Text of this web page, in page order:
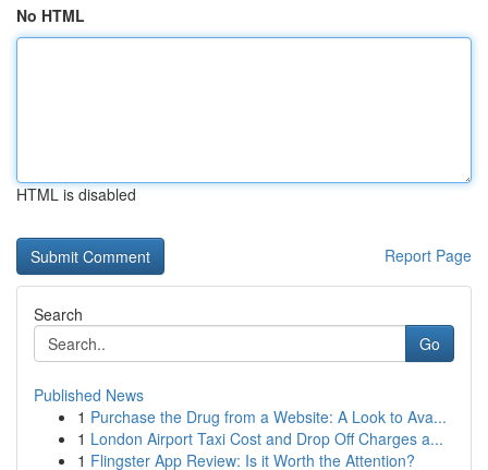
No HTML
HTML is disabled
Report Page
Search
Go
Published News
1 Purchase the Drug from a Website: A Look to Ava...
1 London Airport Taxi Cost and Drop Off Charges a...
1 Flingster App Review: Is it Worth the Attention?